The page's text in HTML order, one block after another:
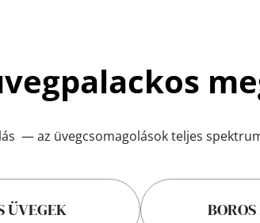
— az üvegcsomagolások teljes
ÜVEGEK